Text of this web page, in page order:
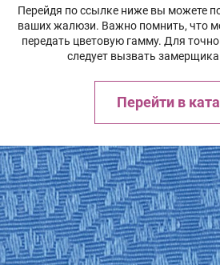
Перейдя по ссылке ниже вы можете
ваших жалюзи. Важно помнить, что
передать цветовую гамму. Для
следует вызвать
Перейти в